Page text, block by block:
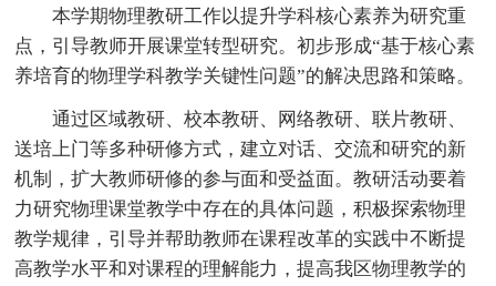
本学期物理教研工作以提升学科核心素养为研究重
点，引导教师开展课堂转型研究。初步形成“基于核心素
养培育的物理学科教学关键性问题”的解决思路和策略。
通过区域教研、校本教研、网络教研、联片教研、
送培上门等多种研修方式，建立对话、交流和研究的新
机制，扩大教师研修的参与面和受益面。教研活动要着
力研究物理课堂教学中存在的具体问题，积极探索物理
教学规律，引导并帮助教师在课程改革的实践中不断提
高教学水平和对课程的理解能力，提高我区物理教学的